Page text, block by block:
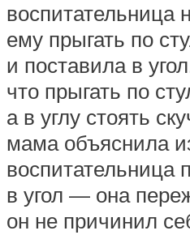
воспитательница
ему прыгать по
и поставила в
что прыгать по
а в углу стоять
мама объяснила
воспитательница
в угол — она
он не причинил